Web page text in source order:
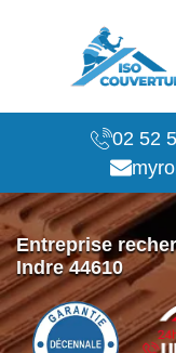
02 52
Entreprise
Indre 44610